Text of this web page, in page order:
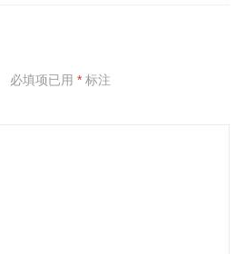
必填项已用 *标注